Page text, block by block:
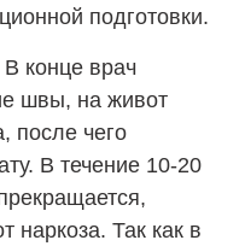
подготовки.
конце врач
швы, на живот
после чего
В течение 10-20
наркоза. Так как в